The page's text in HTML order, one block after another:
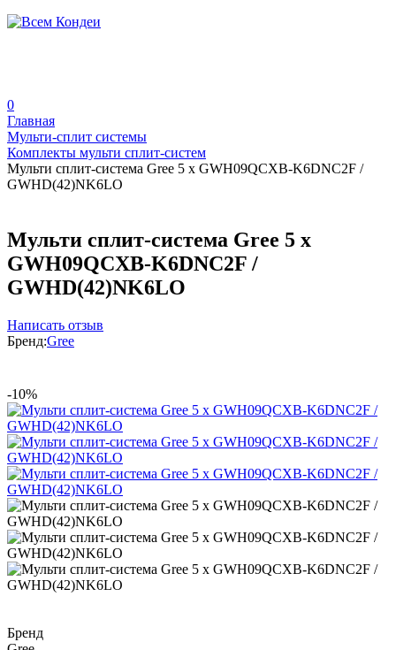
0
Главная
Мульти-сплит системы
Комплекты мульти сплит-систем
Мульти сплит-система Gree 5 х GWH09QCXB-K6DNC2F /
GWHD(42)NK6LO
Мульти сплит-система Gree 5 х
GWH09QCXB-K6DNC2F /
GWHD(42)NK6LO
Написать отзыв
Бренд:Gree
-10%
Бренд